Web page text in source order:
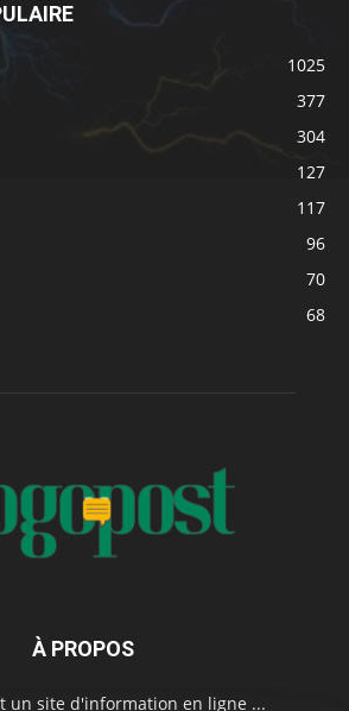
1025
377
304
127
117
96
70
68
À PROPOS
un site d'information en ligne ...